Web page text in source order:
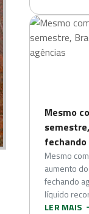
Mesmo
Mesmo
aumento
fechando
líquido
LER MAIS